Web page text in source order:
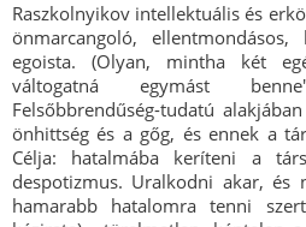
Raszkolnyikov intellektuális és
önmarcangoló, ellentmondásos,
egoista. (Olyan, mintha két
váltogatná egymást
Felsőbbrendűség-tudatú
önhittség és a gőg, és ennek a
Célja: hatalmába keríteni a
despotizmus. Uralkodni akar, és
hamarabb hatalomra tenni